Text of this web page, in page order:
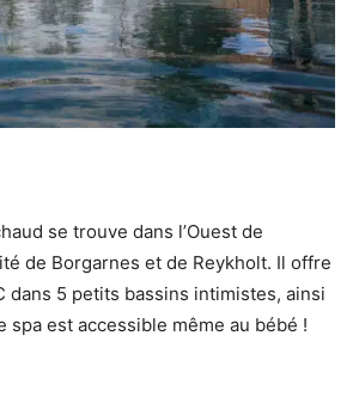
se trouve dans l’Ouest de
de Borgarnes et de Reykholt. Il offre
dans 5 petits bassins intimistes, ainsi
spa est accessible même au bébé !